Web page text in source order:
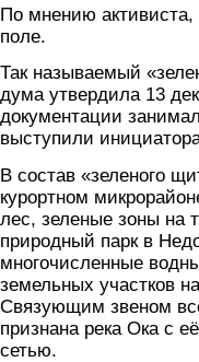
По мнению активиста,
поле.
Так называемый
дума утвердила 13
документации
выступили
В состав «зеленого
курортном
лес, зеленые зоны на
природный парк в
многочисленные
земельных участков
Связующим звеном
признана река Ока с
сетью.